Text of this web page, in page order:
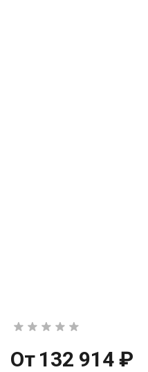
От 132 914 ₽